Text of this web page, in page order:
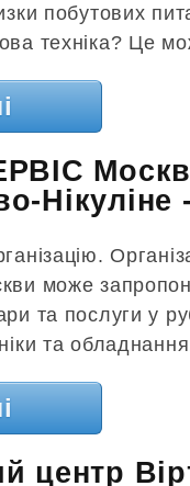
побутових
техніка? Це
Нікуліне
може
та послуги у
та
центр